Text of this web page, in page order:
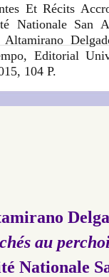
Et Récits
Nationale San
Editorial
104 P.
au
Nationale